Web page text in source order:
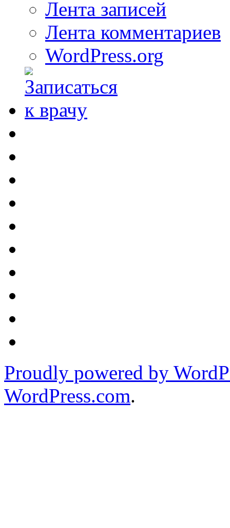
Лента записей
Лента комментариев
WordPress.org
Proudly powered by
WordPress.com.